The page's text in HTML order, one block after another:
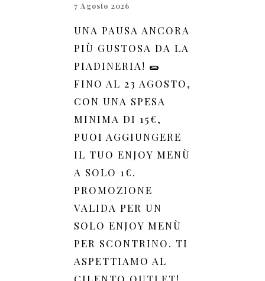
7 Agosto 2026
UNA PAUSA ANCORA
PIÙ GUSTOSA DA LA
PIADINERIA! 🌯
FINO AL 23 AGOSTO,
CON UNA SPESA
MINIMA DI 15€,
PUOI AGGIUNGERE
IL TUO ENJOY MENÙ
A SOLO 1€.
PROMOZIONE
VALIDA PER UN
SOLO ENJOY MENÙ
PER SCONTRINO. TI
ASPETTIAMO AL